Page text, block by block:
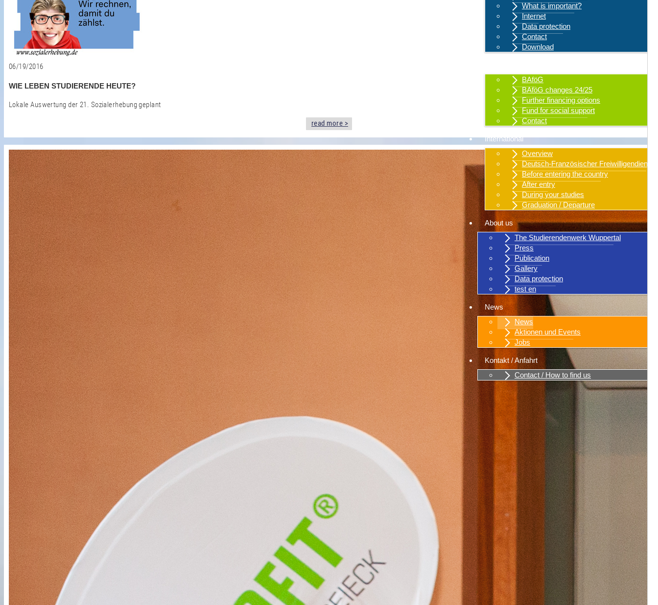
What is important?
Internet
Data protection
Contact
Download
BAföG
BAföG changes 24/25
Further financing options
Fund for social support
Contact
International
Overview
Deutsch-Französischer Freiwilligendienst
Before entering the country
After entry
During your studies
Graduation / Departure
About us
The Studierendenwerk Wuppertal
Press
Publication
Gallery
Data protection
test en
News
News
Aktionen und Events
Jobs
Kontakt / Anfahrt
Contact / How to find us
06/19/2016
WIE LEBEN STUDIERENDE HEUTE?
Lokale Auswertung der 21. Sozialerhebung geplant
read more >